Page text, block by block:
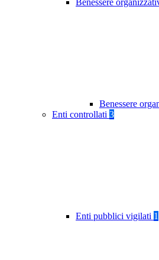
Benessere
Benessere
Enti controllati 3
Enti pubblici vigilati 1